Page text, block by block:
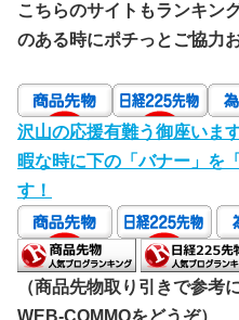
こちらのサイトもランキン
のある時にポチっとご協力
沢山の応援有難う御座いま
暇な時に下の「バナー」を
す！
（商品先物取り引きで参考